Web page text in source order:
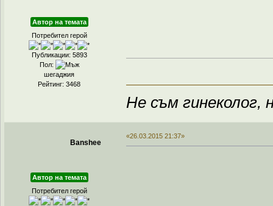
Автор на темата
Потребител герой
Публикации: 5893
Пол:
шегаджия
Рейтинг: 3468
Не съм гинеколог,
Banshee
Автор на темата
Потребител герой
«26.03.2015 21:37»